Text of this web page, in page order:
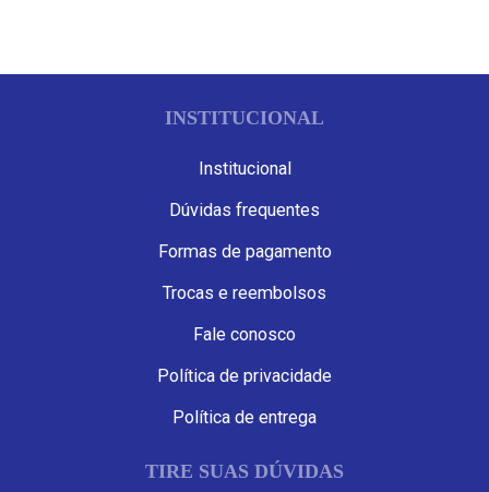
INSTITUCIONAL
Institucional
Dúvidas frequentes
Formas de pagamento
Trocas e reembolsos
Fale conosco
Política de privacidade
Política de entrega
TIRE SUAS DÚVIDAS